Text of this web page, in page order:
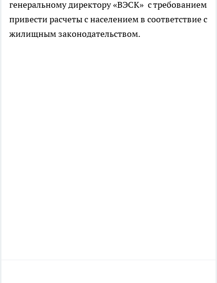
генеральному директору «ВЭСК» с требованием
привести расчеты с населением в соответствие с
жилищным законодательством.